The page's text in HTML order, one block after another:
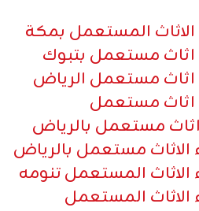
الاثاث المستعمل بمكة
اثاث مستعمل بتبوك
اثاث مستعمل الرياض
اثاث مستعمل
مستعمل بالرياض
الاثاث مستعمل بالرياض
المستعمل تنومه
الاثاث المستعمل